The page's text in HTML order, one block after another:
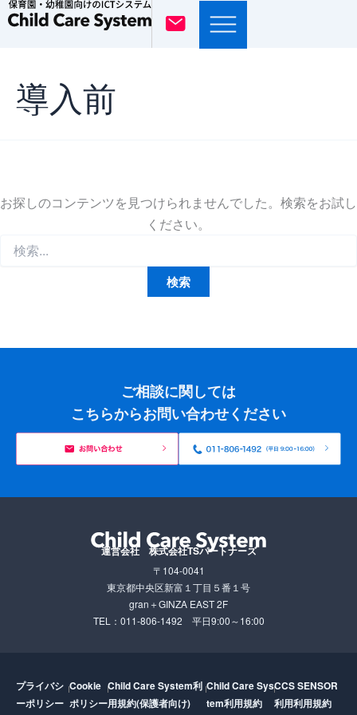
内
容
導入前
お探しのコンテンツを見つけられませんでした。検索をお試し
ください。
検
索
ご相談に関しては
こちらからお問い合わせください
運営会社 株式会社TSパートナーズ
〒104-0041
東京都中央区新富１丁目５番１号
gran＋GINZA EAST 2F
TEL：011-806-1492 平日9:00～16:00
プライバシ
ーポリシー
Cookie
ポリシー
Child Care System利
用規約(保護者向け)
Child Care Sys
tem利用規約
CCS SENSOR
利用利用規約